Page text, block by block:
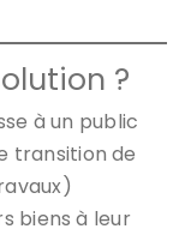
?
à un public
transition de
biens à leur